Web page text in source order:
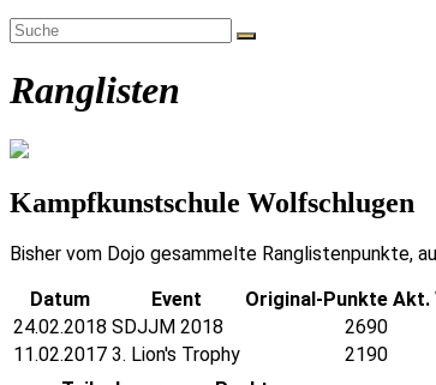
Ranglisten
Kampfkunstschule Wolfschlugen
Bisher vom Dojo gesammelte Ranglistenpunkte,
Datum
Event Original-Punkte Akt.
24.02.2018 SDJJM 2018 2690
11.02.2017 3. Lion's Trophy 2190